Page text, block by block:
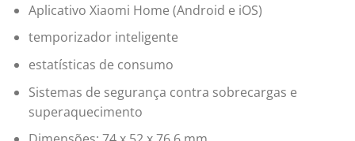
Aplicativo Xiaomi Home (Android e iOS)
temporizador inteligente
estatísticas de consumo
Sistemas de segurança contra sobrecargas e
superaquecimento